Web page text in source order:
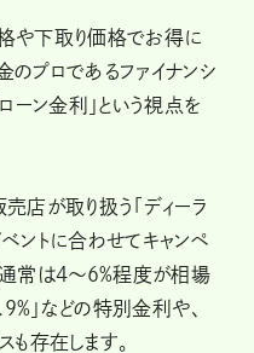
や下取り価格でお得に
プロであるファイナンシ
ーン金利」という視点を
店が取り扱う「ディーラ
ントに合わせてキャンペ
通常は4～6%程度が相場
」などの特別金利や、
も存在します。